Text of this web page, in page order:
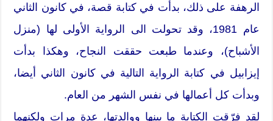
الرهفة على ذلك، بدأت في كتابة قصة، في كانون الثاني
عام 1981، وقد تحولت الى الرواية الأولى لها (منزل
الأشباح)، وعندما طبعت حققت النجاح، وهكذا بدأت
إيزابيل في كتابة الرواية التالية في كانون الثاني أيضا،
وبدأت كل أعمالها في نفس الشهر من العام.
لقد فرّقت الكتابة ما بينها ووالدتها، عدة مرات ولكنهما